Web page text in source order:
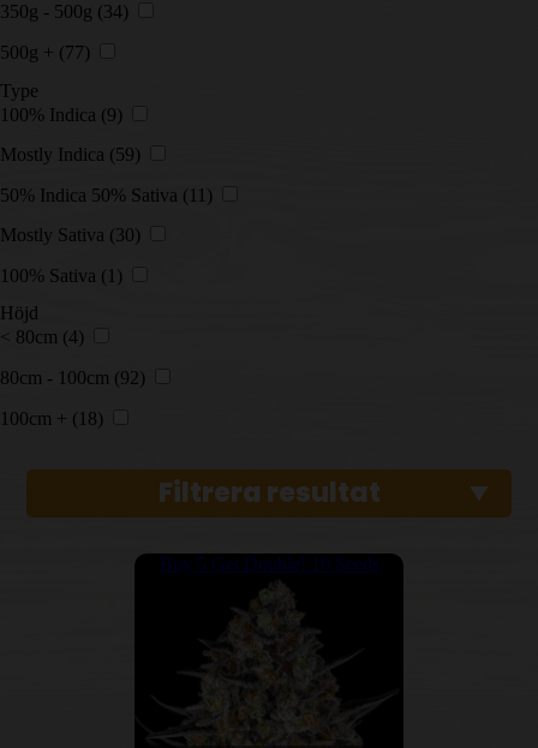
350g - 500g (34)
500g + (77)
Type
100% Indica (9)
Mostly Indica (59)
50% Indica 50% Sativa (11)
Mostly Sativa (30)
100% Sativa (1)
Höjd
< 80cm (4)
80cm - 100cm (92)
100cm + (18)
Filtrera resultat
Buy 5 Get Double! 10 Seeds